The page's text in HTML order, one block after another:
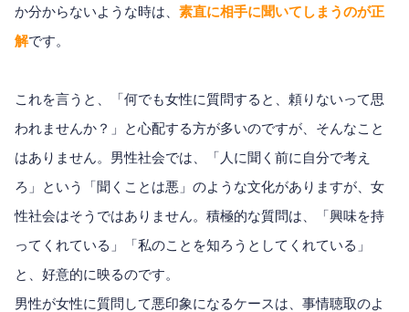
か分からないような時は、 素直に相手に聞いてしまうのが正
解です。
これを言うと、「何でも女性に質問すると、頼りないって思
われませんか？」と心配する方が多いのですが、そんなこと
はありません。男性社会では、「人に聞く前に自分で考え
ろ」という「聞くことは悪」のような文化がありますが、女
性社会はそうではありません。積極的な質問は、「興味を持
ってくれている」「私のことを知ろうとしてくれている」
と、好意的に映るのです。
男性が女性に質問して悪印象になるケースは、事情聴取のよ